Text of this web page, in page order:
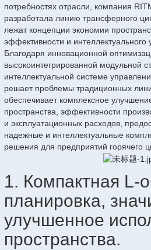
потребностях отрасли, компания
разработала линию трансферного
лежат концепции экономии
эффективности и интеллектуального
Благодаря инновационной
высокоинтегрированной модульной
интеллектуальной системе
решает проблемы традиционных
обеспечивает комплексное
пространства, эффективности
и эксплуатационных расходов,
надежные и интеллектуальные
решения для предприятий горячего
1. Компактная L-
планировка,
улучшенное
пространства.